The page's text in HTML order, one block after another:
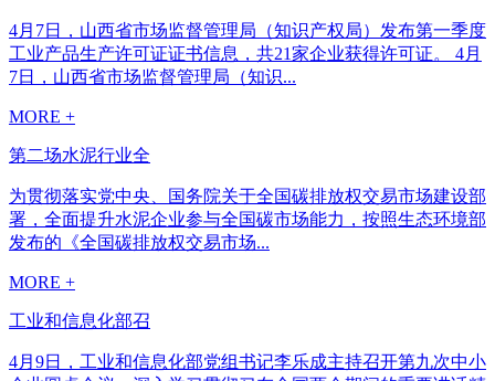
4月7日，山西省市场监督管理局（知识产权局）发布第一季度
工业产品生产许可证证书信息，共21家企业获得许可证。 4月
7日，山西省市场监督管理局（知识...
MORE +
第二场水泥行业全
为贯彻落实党中央、国务院关于全国碳排放权交易市场建设部
署，全面提升水泥企业参与全国碳市场能力，按照生态环境部
发布的《全国碳排放权交易市场...
MORE +
工业和信息化部召
4月9日，工业和信息化部党组书记李乐成主持召开第九次中小